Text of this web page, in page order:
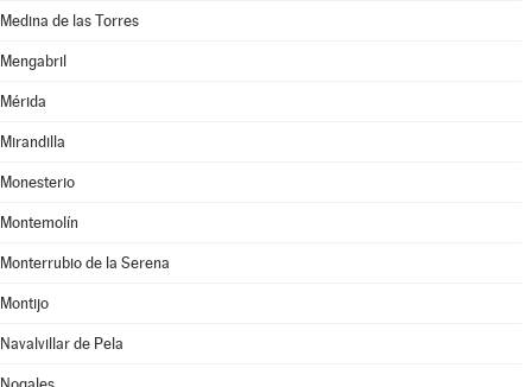
Medina de las Torres
Mengabril
Mérida
Mirandilla
Monesterio
Montemolín
Monterrubio de la Serena
Montijo
Navalvillar de Pela